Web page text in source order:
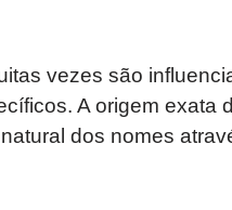
vezes são
A origem exata
dos nomes